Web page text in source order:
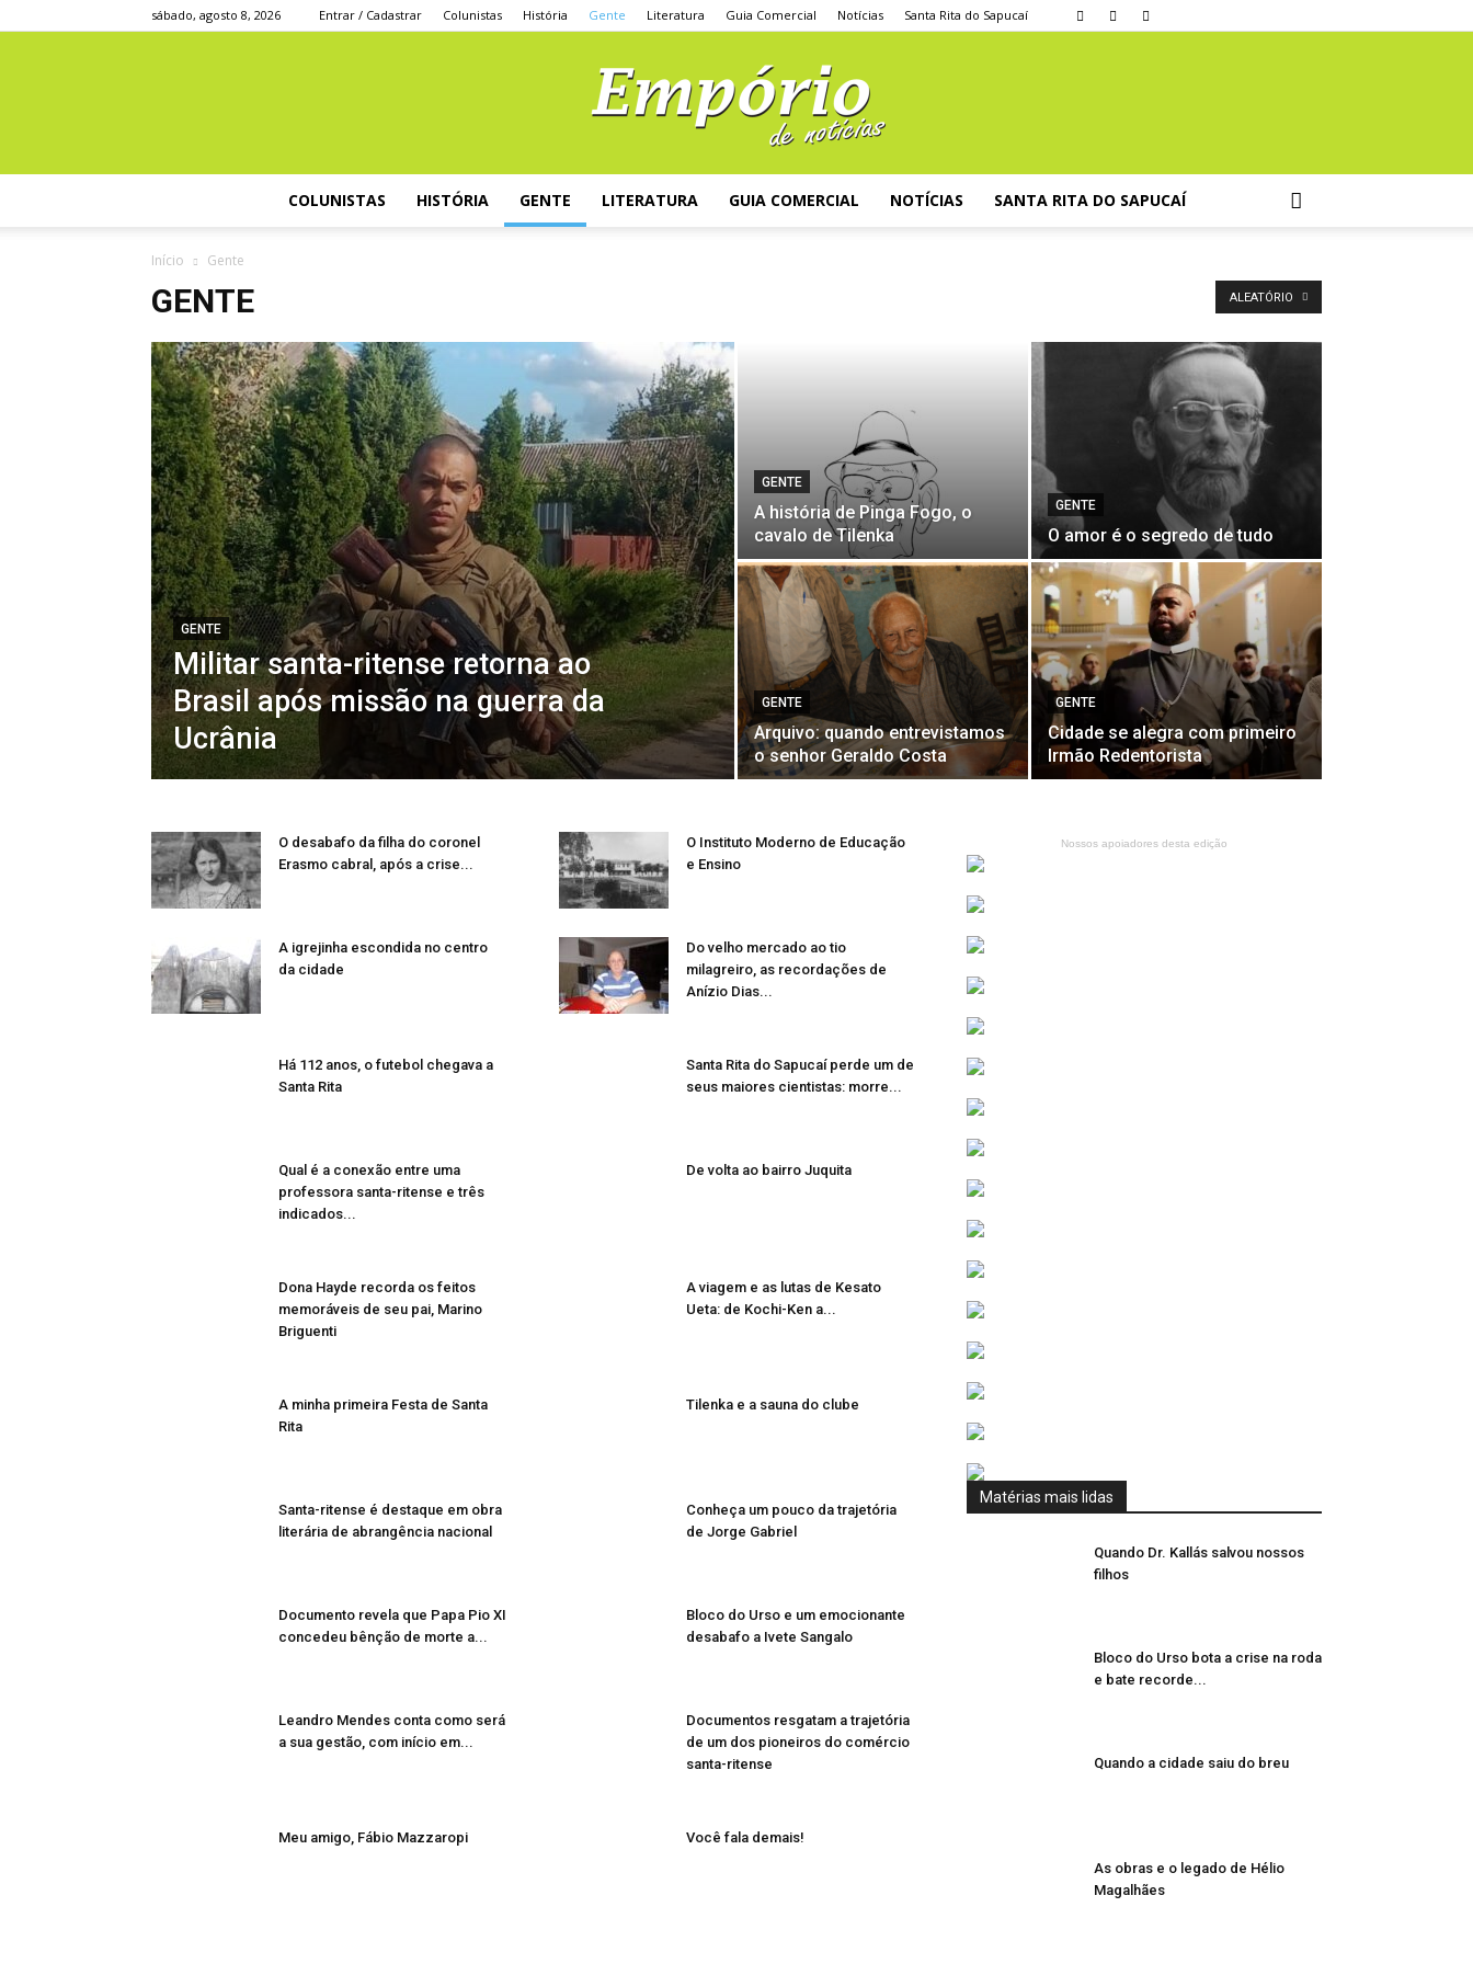
sábado, agosto 8, 2026 Entrar / Cadastrar Colunistas História Gente Literatura Guia Comercial Notícias Santa Rita do Sapucaí
COLUNISTAS HISTÓRIA GENTE LITERATURA GUIA COMERCIAL NOTÍCIAS SANTA RITA DO SAPUCAÍ
Início Gente
GENTE ALEATÓRIO
GENTE
Militar santa-ritense retorna ao
Brasil após missão na guerra da
Ucrânia
GENTE
A história de Pinga Fogo, o
cavalo de Tilenka
GENTE
O amor é o segredo de tudo
GENTE
Arquivo: quando entrevistamos
o senhor Geraldo Costa
GENTE
Cidade se alegra com primeiro
Irmão Redentorista
O desabafo da filha do coronel
Erasmo cabral, após a crise...
O Instituto Moderno de Educação
e Ensino
A igrejinha escondida no centro
da cidade
Do velho mercado ao tio
milagreiro, as recordações de
Anízio Dias...
Há 112 anos, o futebol chegava a
Santa Rita
Santa Rita do Sapucaí perde um de
seus maiores cientistas: morre...
Qual é a conexão entre uma
professora santa-ritense e três
indicados...
De volta ao bairro Juquita
Dona Hayde recorda os feitos
memoráveis de seu pai, Marino
Briguenti
A viagem e as lutas de Kesato
Ueta: de Kochi-Ken a...
A minha primeira Festa de Santa
Rita
Tilenka e a sauna do clube
Santa-ritense é destaque em obra
literária de abrangência nacional
Conheça um pouco da trajetória
de Jorge Gabriel
Documento revela que Papa Pio XI
concedeu bênção de morte a...
Bloco do Urso e um emocionante
desabafo a Ivete Sangalo
Leandro Mendes conta como será
a sua gestão, com início em...
Documentos resgatam a trajetória
de um dos pioneiros do comércio
santa-ritense
Meu amigo, Fábio Mazzaropi Você fala demais!
Nossos apoiadores desta edição
Matérias mais lidas
Quando Dr. Kallás salvou nossos
filhos
Bloco do Urso bota a crise na roda
e bate recorde...
Quando a cidade saiu do breu
As obras e o legado de Hélio
Magalhães